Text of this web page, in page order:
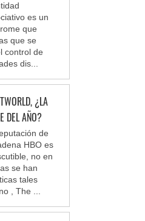
es un
que
que se
control de
dis...
¿LA
DEL AÑO?
de
HBO es
no en
se han
tales
, The ...